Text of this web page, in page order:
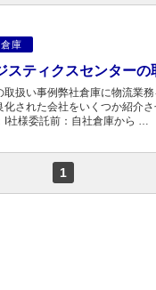
倉庫
ティクスセンターの
取扱い事例弊社倉庫に物流業
された会社をいくつか紹介
I社様委託前：自社倉庫から …
1